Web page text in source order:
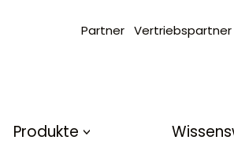
Partner Vertriebspartner
Produkte